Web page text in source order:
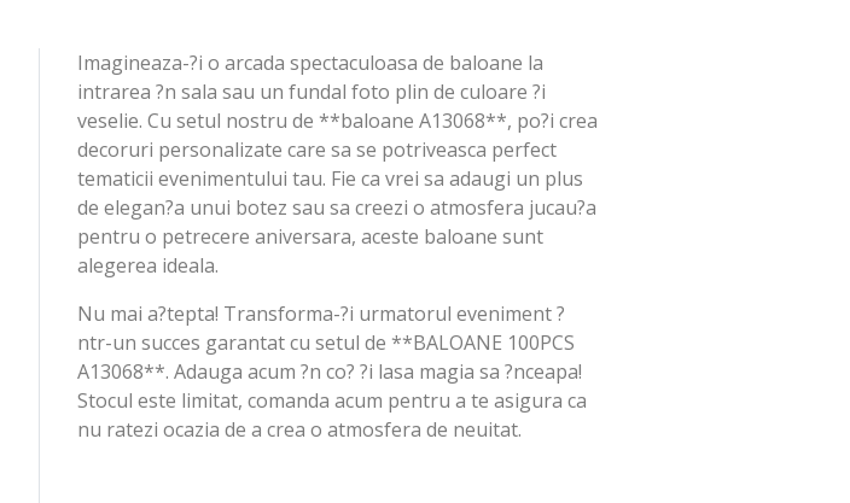
Imagineaza-?i o arcada spectaculoasa de baloane la
intrarea ?n sala sau un fundal foto plin de culoare ?i
veselie. Cu setul nostru de **baloane A13068**, po?i crea
decoruri personalizate care sa se potriveasca perfect
tematicii evenimentului tau. Fie ca vrei sa adaugi un plus
de elegan?a unui botez sau sa creezi o atmosfera jucau?a
pentru o petrecere aniversara, aceste baloane sunt
alegerea ideala.
Nu mai a?tepta! Transforma-?i urmatorul eveniment ?
ntr-un succes garantat cu setul de **BALOANE 100PCS
A13068**. Adauga acum ?n co? ?i lasa magia sa ?nceapa!
Stocul este limitat, comanda acum pentru a te asigura ca
nu ratezi ocazia de a crea o atmosfera de neuitat.